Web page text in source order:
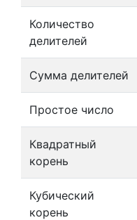
Количество
делителей
Сумма делителей
Простое число
Квадратный
корень
Кубический
корень